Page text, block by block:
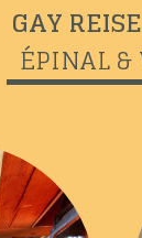
GAY
ÉPINAL &